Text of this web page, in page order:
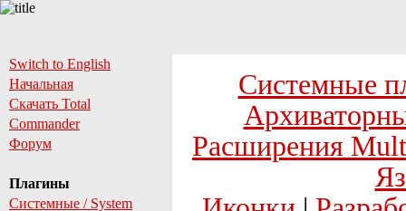
Switch to English
Начальная
Скачать Total
Commander
Форум
Плагины
Системные / System
Системные
Расширения